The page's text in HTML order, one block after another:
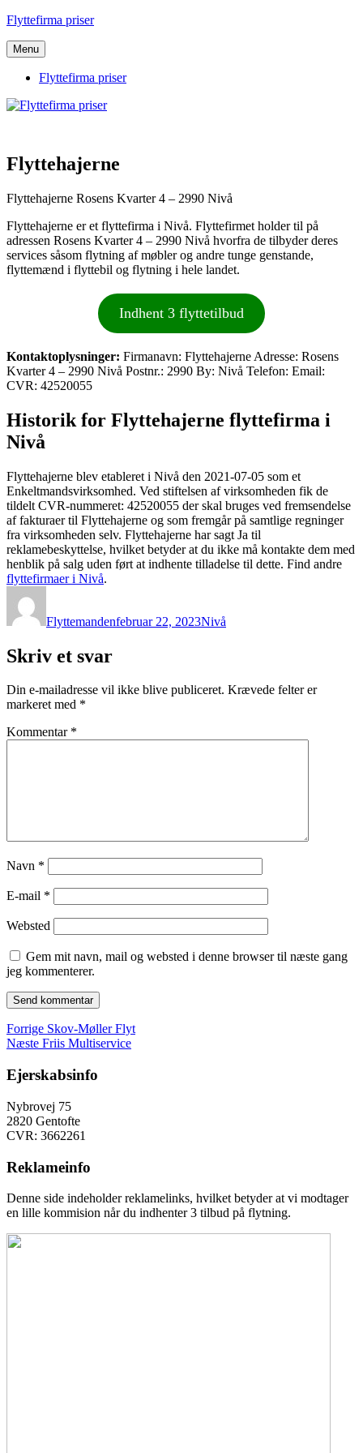
Videre
indhold
Flyttefirma priser
Menu
Flyttefirma priser
Flyttehajerne
Flyttehajerne Rosens Kvarter 4 – 2990 Nivå
Flyttehajerne er et flyttefirma i Nivå. Flyttefirmet holder til på
adressen Rosens Kvarter 4 – 2990 Nivå hvorfra de tilbyder deres
services såsom flytning af møbler og andre tunge genstande,
flyttemænd i flyttebil og flytning i hele landet.
Indhent 3 flyttetilbud
Kontaktoplysninger: Firmanavn: Flyttehajerne Adresse: Rosens
Kvarter 4 – 2990 Nivå Postnr.: 2990 By: Nivå Telefon: Email:
CVR: 42520055
Historik for Flyttehajerne flyttefirma i
Nivå
Flyttehajerne blev etableret i Nivå den 2021-07-05 som et
Enkeltmandsvirksomhed. Ved stiftelsen af virksomheden fik de
tildelt CVR-nummeret: 42520055 der skal bruges ved fremsendelse
af fakturaer til Flyttehajerne og som fremgår på samtlige regninger
fra virksomheden selv. Flyttehajerne har sagt Ja til
reklamebeskyttelse, hvilket betyder at du ikke må kontakte dem med
henblik på salg uden ført at indhente tilladelse til dette. Find andre
flyttefirmaer i Nivå.
Flyttemandenfebruar 22, 2023Nivå
Skriv et svar
Din e-mailadresse vil ikke blive publiceret. Krævede felter er
markeret med *
Kommentar *
Navn *
E-mail *
Websted
Gem mit navn, mail og websted i denne browser til næste gang
jeg kommenterer.
Indlægsnavigation
Forrige Forrige
indlæg:
Skov-Møller Flyt
Næste Næste
Friis Multiservice
Ejerskabsinfo
Nybrovej 75
2820 Gentofte
CVR: 3662261
Reklameinfo
Denne side indeholder reklamelinks, hvilket betyder at vi modtager
en lille kommision når du indhenter 3 tilbud på flytning.